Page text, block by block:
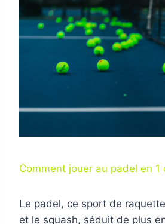
Comment jouer au padel en 1
Le padel, ce sport de
et le squash, séduit de plus